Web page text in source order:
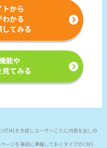
から
かる
てみる
能や
てみる
を生成しユーザーごとに内容を出し分
ージを事前に準備しておくタイプのCMS